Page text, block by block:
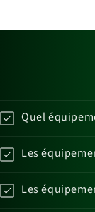
Quel
Les
Les